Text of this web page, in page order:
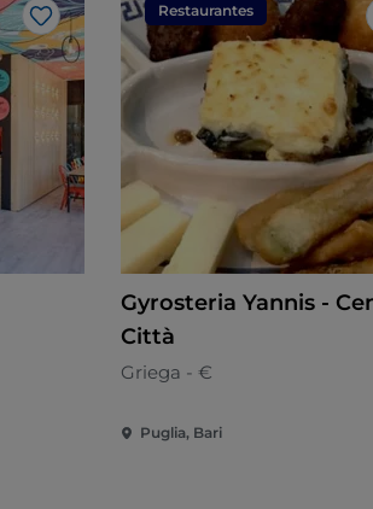
Me gusta
Restaurantes
Gyrosteria Yannis -
Città
Griega - €
Puglia, Bari